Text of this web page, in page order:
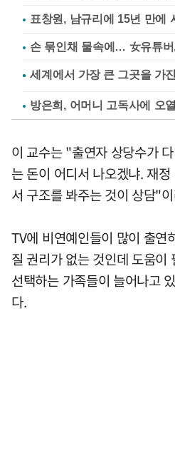
표창원, 남규리에 15년 만
손 묶인채 물속에… 女유튜
방은희, 어머니 고독사에 오
이 교수는 "출연자 상당수가
는 돈이 어디서 나오겠냐. 재
서 구조를 봐주는 것이 상담"
TV에 비연예인들이 많이 출연
질 권리가 없는 것인데 도움이
선택하는 가족들이 늘어나고
다.